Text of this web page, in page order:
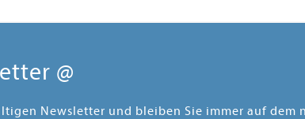
@
Newsletter und bleiben Sie immer auf dem